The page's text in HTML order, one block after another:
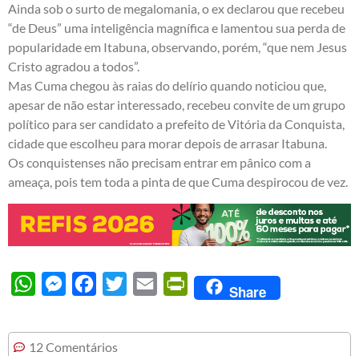
Ainda sob o surto de megalomania, o ex declarou que recebeu
“de Deus” uma inteligência magnífica e lamentou sua perda de
popularidade em Itabuna, observando, porém, “que nem Jesus
Cristo agradou a todos”.
Mas Cuma chegou às raias do delírio quando noticiou que,
apesar de não estar interessado, recebeu convite de um grupo
político para ser candidato a prefeito de Vitória da Conquista,
cidade que escolheu para morar depois de arrasar Itabuna.
Os conquistenses não precisam entrar em pânico com a
ameaça, pois tem toda a pinta de que Cuma despirocou de vez.
WhatsAppMessengerFacebook
Twitter Email PrintFriendly
Share
12 Comentários